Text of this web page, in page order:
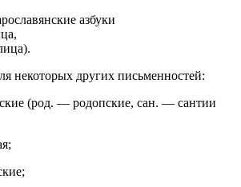
азбуки
некоторых других письменностей:
(род. — родопские, сан. — сантии